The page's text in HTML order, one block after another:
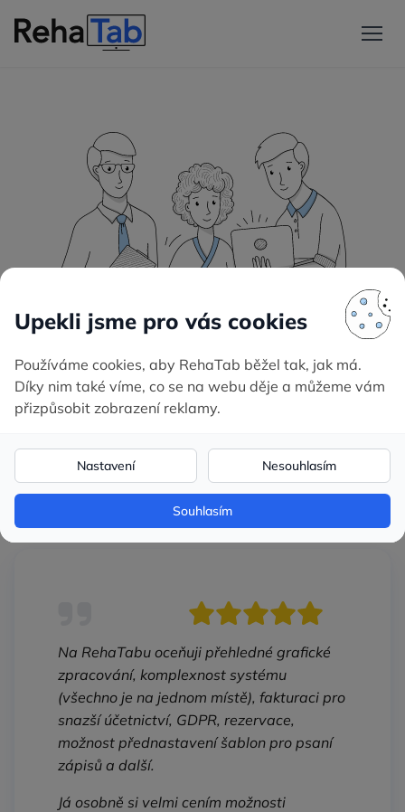
Reference našich
zákazníků
Komu RehaTab šetří čas, nervy a peníze?
Na RehaTabu oceňuji přehledné grafické
zpracování, komplexnost systému
(všechno je na jednom místě), fakturaci pro
snazší účetnictví, GDPR, rezervace,
možnost přednastavení šablon pro psaní
zápisů a další.
Já osobně si velmi cením možnosti